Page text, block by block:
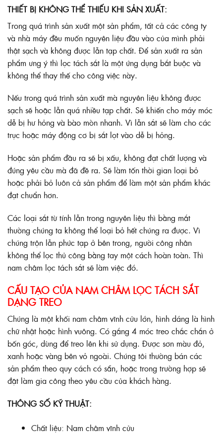
THIẾT BỊ KHÔNG THỂ THIẾU KHI SẢN XUẤT:
Trong quá trình sản xuất một sản phẩm, tất cả các công ty
và nhà máy đều muốn nguyên liệu đầu vào của mình phải
thật sạch và không được lẫn tạp chất. Để sản xuất ra sản
phẩm ưng ý thì lọc tách sắt là một ứng dụng bắt buộc và
không thể thay thế cho công việc này.
Nếu trong quá trình sản xuất mà nguyên liệu không được
sạch sẽ hoặc lẫn quá nhiều tạp chất. Sẽ khiến cho máy móc
dễ bị hư hỏng và bào mòn nhanh. Vì lẫn sắt sẽ làm cho các
trục hoặc máy động cơ bị sắt lọt vào dễ bị hỏng.
Hoặc sản phẩm đầu ra sẽ bị xấu, không đạt chất lượng và
đúng yêu cầu mà đã đề ra. Sẽ làm tốn thời gian loại bỏ
hoặc phải bỏ luôn cả sản phẩm để làm một sản phẩm khác
đạt chuẩn hơn.
Các loại sắt từ tính lẫn trong nguyên liệu thì bằng mắt
thường chúng ta không thể loại bỏ hết chúng ra được. Vì
chúng trộn lẫn phức tạp ở bên trong, người công nhân
không thể lọc thủ công bằng tay một cách hoàn toàn. Thì
nam châm lọc tách sắt sẽ làm việc đó.
CẤU TẠO CỦA NAM CHÂM LỌC TÁCH SẮT
DẠNG TREO
Chúng là một khối nam châm vĩnh cửu lớn, hình dáng là hình
chữ nhật hoặc hình vuông. Có gắng 4 móc treo chắc chắn ở
bốn góc, dùng để treo lên khi sử dụng. Được sơn màu đỏ,
xanh hoặc vàng bên vỏ ngoài. Chúng tôi thường bán các
sản phẩm theo quy cách có sẵn, hoặc trong trường hợp sẽ
đặt làm gia công theo yêu cầu của khách hàng.
THÔNG SỐ KỸ THUẬT:
Chất liệu: Nam châm vĩnh cửu